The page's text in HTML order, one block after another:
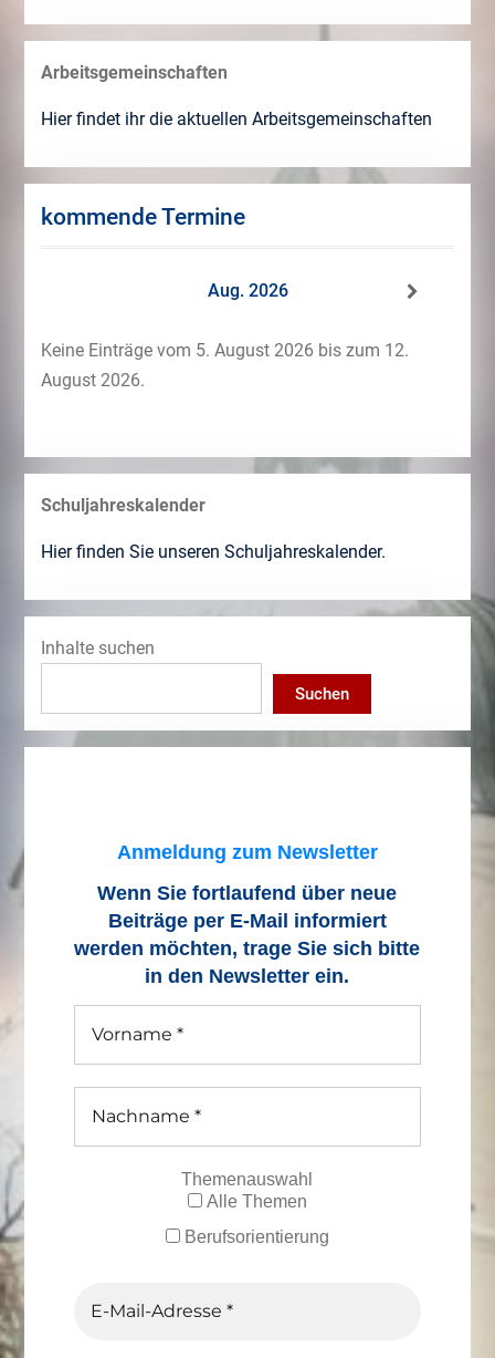
Arbeitsgemeinschaften
Hier findet ihr die aktuellen Arbeitsgemeinschaften
kommende Termine
Aug. 2026
Keine Einträge vom 5. August 2026 bis zum 12.
August 2026.
Schuljahreskalender
Hier finden Sie unseren Schuljahreskalender.
Inhalte suchen
Suchen
Anmeldung zum Newsletter
Wenn Sie fortlaufend über neue
Beiträge per E-Mail informiert
werden möchten, trage Sie sich bitte
in den Newsletter ein.
Themenauswahl
Alle Themen
Berufsorientierung